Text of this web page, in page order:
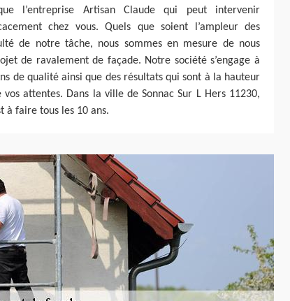
l’entreprise Artisan Claude qui peut intervenir
chez vous. Quels que soient l’ampleur des
de notre tâche, nous sommes en mesure de nous
de ravalement de façade. Notre société s’engage à
de qualité ainsi que des résultats qui sont à la hauteur
vos attentes. Dans la ville de Sonnac Sur L Hers 11230,
à faire tous les 10 ans.